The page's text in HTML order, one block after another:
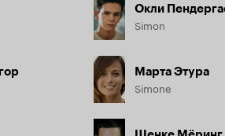
Окли
Simon
Марта Этура
Simone